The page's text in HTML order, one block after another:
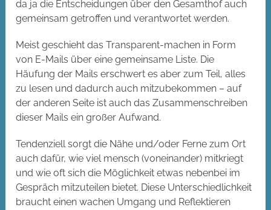
da ja die Entscheidungen über den Gesamthof auch
gemeinsam getroffen und verantwortet werden.
Meist geschieht das Transparent-machen in Form
von E-Mails über eine gemeinsame Liste. Die
Häufung der Mails erschwert es aber zum Teil, alles
zu lesen und dadurch auch mitzubekommen – auf
der anderen Seite ist auch das Zusammenschreiben
dieser Mails ein großer Aufwand.
Tendenziell sorgt die Nähe und/oder Ferne zum Ort
auch dafür, wie viel mensch (voneinander) mitkriegt
und wie oft sich die Möglichkeit etwas nebenbei im
Gespräch mitzuteilen bietet. Diese Unterschiedlichkeit
braucht einen wachen Umgang und Reflektieren